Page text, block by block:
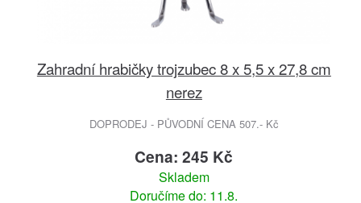
Zahradní hrabičky trojzubec 8 x 5,5 x 27,8 cm
nerez
DOPRODEJ - PŮVODNÍ CENA 507.- Kč
Cena: 245 Kč
Skladem
Doručíme do: 11.8.